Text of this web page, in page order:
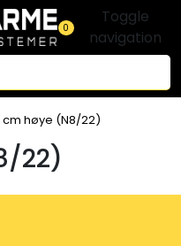
0
Toggle
navigation
cm høye (N8/22)
22)